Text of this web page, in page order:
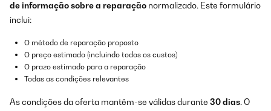
de informação sobre a reparação normalizado. Este formulário
inclui:
O método de reparação proposto
O preço estimado (incluindo todos os custos)
O prazo estimado para a reparação
Todas as condições relevantes
As condições da oferta mantêm-se válidas durante 30 dias. O